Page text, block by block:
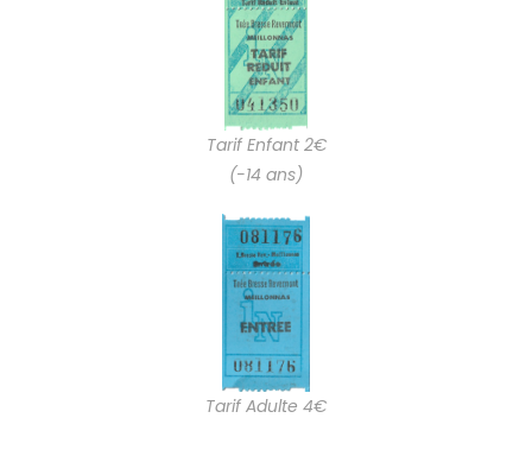
Tarif Enfant 2€
(-14 ans)
Tarif Adulte 4€